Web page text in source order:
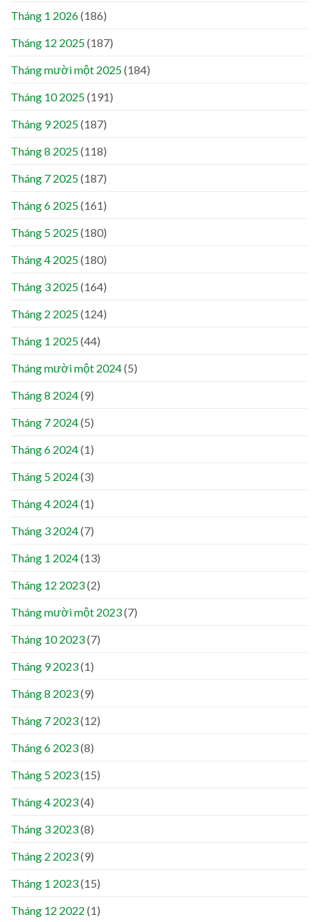
Tháng 1 2026(186)
Tháng 12 2025(187)
Tháng mười một 2025(184)
Tháng 10 2025(191)
Tháng 9 2025(187)
Tháng 8 2025(118)
Tháng 7 2025(187)
Tháng 6 2025(161)
Tháng 5 2025(180)
Tháng 4 2025(180)
Tháng 3 2025(164)
Tháng 2 2025(124)
Tháng 1 2025(44)
Tháng mười một 2024(5)
Tháng 8 2024(9)
Tháng 7 2024(5)
Tháng 6 2024(1)
Tháng 5 2024(3)
Tháng 4 2024(1)
Tháng 3 2024(7)
Tháng 1 2024(13)
Tháng 12 2023(2)
Tháng mười một 2023(7)
Tháng 10 2023(7)
Tháng 9 2023(1)
Tháng 8 2023(9)
Tháng 7 2023(12)
Tháng 6 2023(8)
Tháng 5 2023(15)
Tháng 4 2023(4)
Tháng 3 2023(8)
Tháng 2 2023(9)
Tháng 1 2023(15)
Tháng 12 2022 (1)